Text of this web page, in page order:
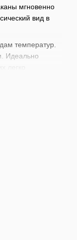
мгновенно
вид в
температур.
Идеально
легко